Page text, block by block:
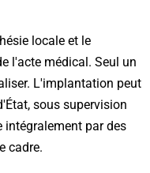
locale et le
l'acte médical. Seul un
L'implantation peut
sous supervision
intégralement par des
cadre.